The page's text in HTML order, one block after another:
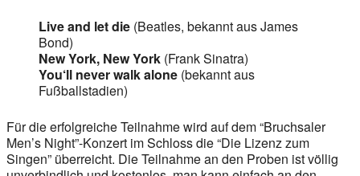
Live and let die (Beatles, bekannt aus James
Bond)
New York, New York (Frank Sinatra)
You‘ll never walk alone (bekannt aus
Fußballstadien)
Für die erfolgreiche Teilnahme wird auf dem “Bruchsaler
Men’s Night”-Konzert im Schloss die “Die Lizenz zum
Singen” überreicht. Die Teilnahme an den Proben ist völlig